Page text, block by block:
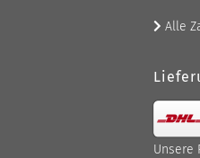
Alle
Unsere